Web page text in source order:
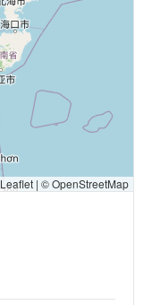
Leaflet | ©OpenStreetMap